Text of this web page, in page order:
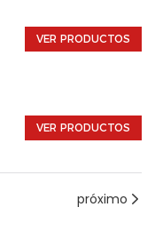
VER PRODUCTOS
VER PRODUCTOS
próximo